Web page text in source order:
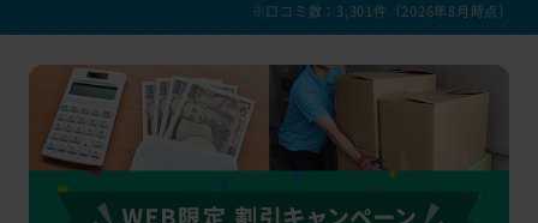
※口コミ数：3,301件（2026年8月時点）